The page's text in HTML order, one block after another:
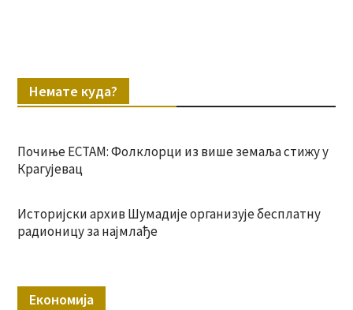
Немате куда?
Почиње ЕСТАМ: Фолклорци из више земаља стижу у
Крагујевац
Историјски архив Шумадије организује бесплатну
радионицу за најмлађе
Економија